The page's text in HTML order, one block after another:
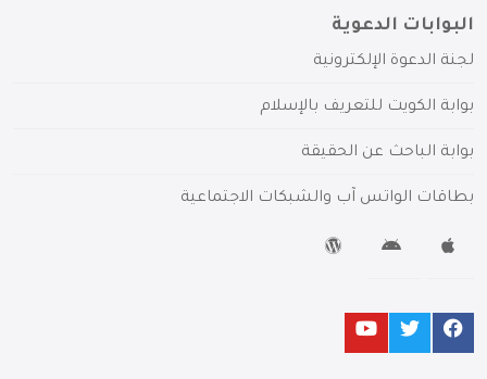
البوابات الدعوية
لجنة الدعوة الإلكترونية
بوابة الكويت للتعريف بالإسلام
بوابة الباحث عن الحقيقة
بطاقات الواتس آب والشبكات الاجتماعية